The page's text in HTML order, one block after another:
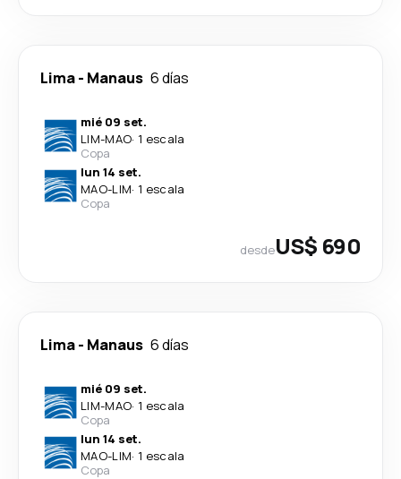
Lima- Manaus 6 días
mié 09 set.
LIM-MAO· 1 escala
Copa
lun 14 set.
MAO-LIM· 1 escala
Copa
desdeUS$ 690
Lima- Manaus 6 días
mié 09 set.
LIM-MAO· 1 escala
Copa
lun 14 set.
MAO-LIM· 1 escala
Copa